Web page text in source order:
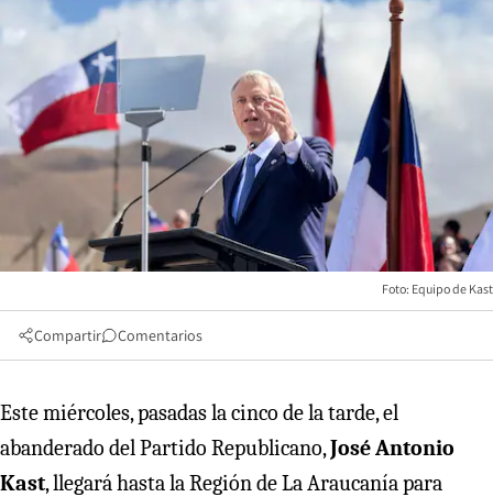
Foto: Equipo de Kast
Compartir Comentarios
Este miércoles, pasadas la cinco de la tarde, el
abanderado del Partido Republicano,José Antonio
Kast, llegará hasta la Región de La Araucanía para